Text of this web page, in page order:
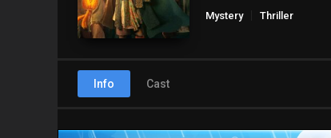
Mystery Thriller
Info Cast